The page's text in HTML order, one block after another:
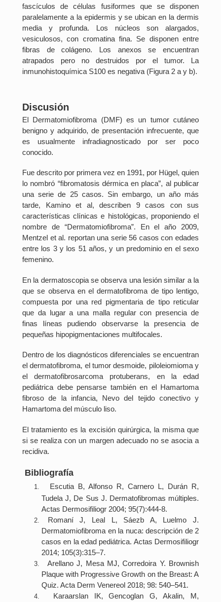
fascículos de células fusiformes que se disponen
paralelamente a la epidermis y se ubican en la dermis
media y profunda. Los núcleos son alargados,
vesiculosos, con cromatina fina. Se disponen entre
fibras de colágeno. Los anexos se encuentran
atrapados pero no destruidos por el tumor. La
inmunohistoquímica S100 es negativa (Figura 2 a y b).
Discusión
El Dermatomiofibroma (DMF) es un tumor cutáneo
benigno y adquirido, de presentación infrecuente, que
es usualmente infradiagnosticado por ser poco
conocido.
Fue descrito por primera vez en 1991, por Hügel, quien
lo nombró “fibromatosis dérmica en placa”, al publicar
una serie de 25 casos. Sin embargo, un año más
tarde, Kamino et al, describen 9 casos con sus
características clínicas e histológicas, proponiendo el
nombre de “Dermatomiofibroma”. En el año 2009,
Mentzel et al. reportan una serie 56 casos con edades
entre los 3 y los 51 años, y un predominio en el sexo
femenino.
En la dermatoscopia se observa una lesión similar a la
que se observa en el dermatofibroma de tipo lentigo,
compuesta por una red pigmentaria de tipo reticular
que da lugar a una malla regular con presencia de
finas líneas pudiendo observarse la presencia de
pequeñas hipopigmentaciones multifocales.
Dentro de los diagnósticos diferenciales se encuentran
el dermatofibroma, el tumor desmoide, piloleiomioma y
el dermatofibrosarcoma protuberans, en la edad
pediátrica debe pensarse también en el Hamartoma
fibroso de la infancia, Nevo del tejido conectivo y
Hamartoma del músculo liso.
El tratamiento es la excisión quirúrgica, la misma que
si se realiza con un margen adecuado no se asocia a
recidiva.
Bibliografía
Escutia B, Alfonso R, Carnero L, Durán R,
Tudela J, De Sus J. Dermatofibromas múltiples.
Actas Dermosifiliogr 2004; 95(7):444-8.
Romaní J, Leal L, Sáezb A, Luelmo J.
Dermatomiofibroma en la nuca: descripción de 2
casos en la edad pediátrica. Actas Dermosifiliogr
2014; 105(3):315–7.
Arellano J, Mesa MJ, Corredoira Y. Brownish
Plaque with Progressive Growth on the Breast: A
Quiz. Acta Derm Venereol 2018; 98: 540–541.
Karaarslan IK, Gencoglan G, Akalin, M,